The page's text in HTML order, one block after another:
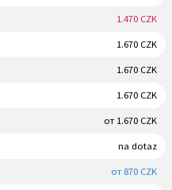
1.470 CZK
1.670 CZK
1.670 CZK
1.670 CZK
от 1.670 CZK
na dotaz
от 870 CZK